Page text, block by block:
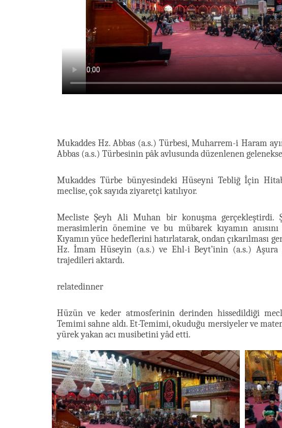
Mukaddes Hz. Abbas (a.s.) Türbesi, Muharrem-i Haram
Abbas (a.s.) Türbesinin pâk avlusunda düzenlenen
Mukaddes Türbe bünyesindeki Hüseyni Tebliğ İçin
meclise, çok sayıda ziyaretçi katılıyor.
Mecliste Şeyh Ali Muhan bir konuşma gerçekleştirdi.
merasimlerin önemine ve bu mübarek kıyamın
Kıyamın yüce hedeflerini hatırlatarak, ondan çıkarılması
Hz. İmam Hüseyin (a.s.) ve Ehl-i Beyt’inin (a.s.) Aşura
trajedileri aktardı.
relatedinner
Hüzün ve keder atmosferinin derinden hissedildiği
Temimi sahne aldı. Et-Temimi, okuduğu mersiyeler ve
yürek yakan acı musibetini yâd etti.